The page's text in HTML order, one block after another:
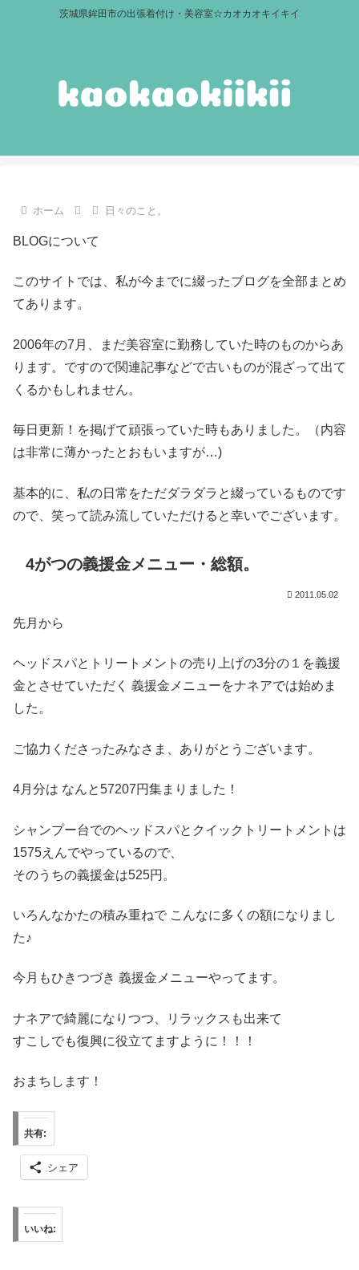
茨城県鉾田市の出張着付け・美容室☆カオカオキイキイ
ホーム 日々のこと。
BLOGについて
このサイトでは、私が今までに綴ったブログを全部まとめ
てあります。
2006年の7月、まだ美容室に勤務していた時のものからあ
ります。ですので関連記事などで古いものが混ざって出て
くるかもしれません。
毎日更新！を掲げて頑張っていた時もありました。（内容
は非常に薄かったとおもいますが…)
基本的に、私の日常をただダラダラと綴っているものです
ので、笑って読み流していただけると幸いでございます。
4がつの義援金メニュー・総額。
2011.05.02
先月から
ヘッドスパとトリートメントの売り上げの3分の１を義援
金とさせていただく 義援金メニューをナネアでは始めま
した。
ご協力くださったみなさま、ありがとうございます。
4月分は なんと57207円集まりました！
シャンプー台でのヘッドスパとクイックトリートメントは
1575えんでやっているので、
そのうちの義援金は525円。
いろんなかたの積み重ねで こんなに多くの額になりまし
た♪
今月もひきつづき 義援金メニューやってます。
ナネアで綺麗になりつつ、リラックスも出来て
すこしでも復興に役立てますように！！！
おまちします！
共有:
シェア
いいね: